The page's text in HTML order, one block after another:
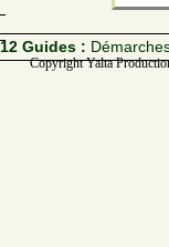
12 Guides :
Copyright Yalta